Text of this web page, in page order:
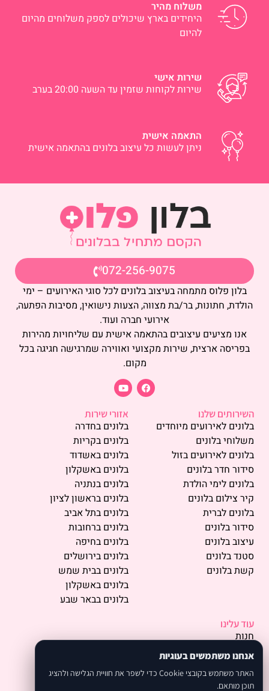
משלוח מהיר
היחידים בארץ שיכולים לספק משלוחים מהיום
להיום
שירות אישי
שירות לקוחות שזמין עד השעה 20:00 בערב
התאמה אישית
ניתן לעשות כל עיצוב בלונים בהתאמה אישית
072-256-9075
בלון פלוס מתמחה בעיצוב בלונים לכל סוגי האירועים – ימי
הולדת, חתונות, בר/בת מצווה, הצעות נישואין, מסיבות הפתעה,
אירועי חברה ועוד.
אנו מציעים עיצובים בהתאמה אישית עם שליחויות מהירות
בפריסה ארצית, שירות מקצועי ואווירה שמרגישה חגיגה בכל
מקום.
השירותים שלנו
בלונים לאירועים מיוחדים
משלוחי בלונים
בלונים לאירועים בזול
סידור חדר בלונים
בלונים לימי הולדת
קיר צילום בלונים
בלונים לברית
סידור בלונים
עיצוב בלונים
סטנד בלונים
קשת בלונים
אזורי שירות
בלונים בחדרה
בלונים בקריות
בלונים באשדוד
בלונים באשקלון
בלונים בנתניה
בלונים בראשון לציון
בלונים בתל אביב
בלונים ברחובות
בלונים בחיפה
בלונים בירושלים
בלונים בבית שמש
בלונים באשקלון
בלונים בבאר שבע
עוד עלינו
חנות
פרסמו אצלנו
אודות
אנחנו משתמשים בעוגיות
האתר משתמש בקובצי Cookie כדי לשפר את חוויית הגלישה ולהציג
תוכן מותאם.